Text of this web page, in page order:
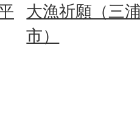
大漁祈願（三
市）